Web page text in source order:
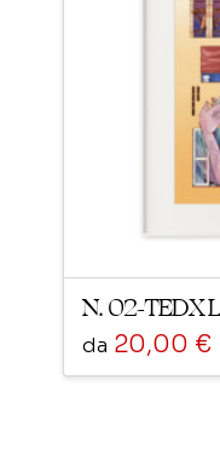
N. 02-TEDX
da 20,00 €
Questo